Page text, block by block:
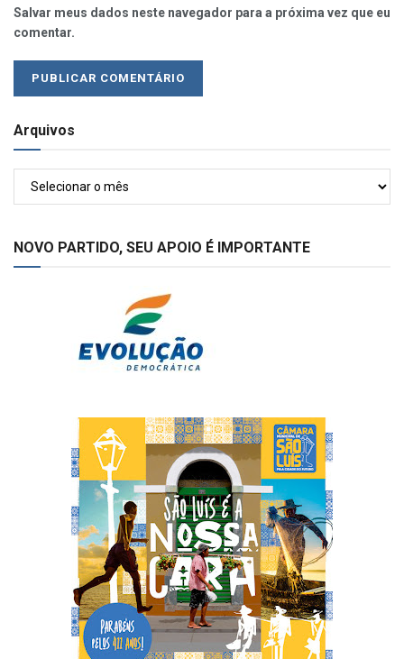
Salvar meus dados neste navegador para a próxima vez que eu
comentar.
Arquivos
NOVO PARTIDO, SEU APOIO É IMPORTANTE